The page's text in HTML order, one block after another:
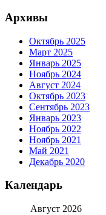
Архивы
Октябрь 2025
Март 2025
Январь 2025
Ноябрь 2024
Август 2024
Октябрь 2023
Сентябрь 2023
Январь 2023
Ноябрь 2022
Ноябрь 2021
Май 2021
Декабрь 2020
Календарь
Август 2026